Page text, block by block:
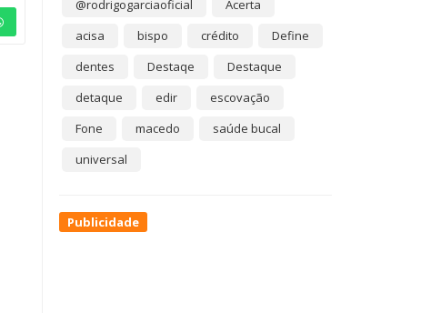
@rodrigogarciaoficial
Acerta
acisa
bispo crédito
Define
dentes
Destaqe
Destaque
detaque
edir
escovação
Fone
macedo
saúde bucal
universal
Publicidade